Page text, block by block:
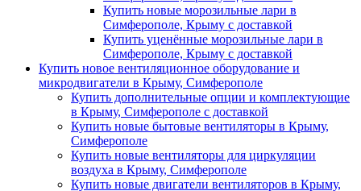
Купить новые морозильные лари в
Симферополе, Крыму с доставкой
Купить уценённые морозильные лари в
Симферополе, Крыму с доставкой
Купить новое вентиляционное оборудование и
микродвигатели в Крыму, Симферополе
Купить дополнительные опции и комплектующие
в Крыму, Симферополе с доставкой
Купить новые бытовые вентиляторы в Крыму,
Симферополе
Купить новые вентиляторы для циркуляции
воздуха в Крыму, Симферополе
Купить новые двигатели вентиляторов в Крыму,